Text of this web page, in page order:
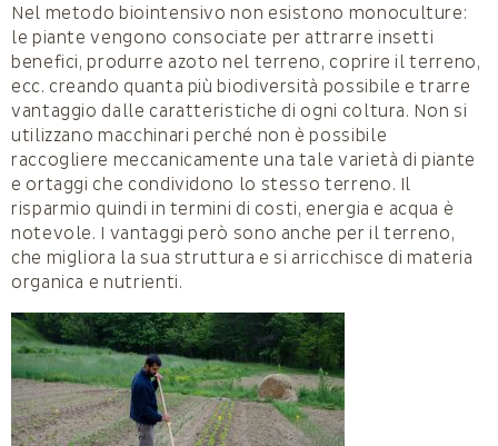
Nel metodo biointensivo non esistono monoculture:
le piante vengono consociate per attrarre insetti
benefici, produrre azoto nel terreno, coprire il terreno,
ecc. creando quanta più biodiversità possibile e trarre
vantaggio dalle caratteristiche di ogni coltura. Non si
utilizzano macchinari perché non è possibile
raccogliere meccanicamente una tale varietà di piante
e ortaggi che condividono lo stesso terreno. Il
risparmio quindi in termini di costi, energia e acqua è
notevole. I vantaggi però sono anche per il terreno,
che migliora la sua struttura e si arricchisce di materia
organica e nutrienti.